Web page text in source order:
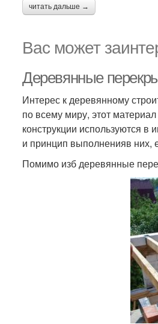
читать дальше →
Вас может
Деревянные
Интерес к деревянному
по всему миру, этот
конструкции используются
и принцип выполненияв них,
Помимо изб деревянные